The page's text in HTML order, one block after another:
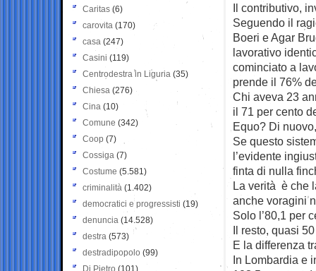
Il contributivo,
Seguendo il
Boeri e Agar
lavorativo
cominciato a
prende il 76%
Chi aveva 23
il 71 per cento
Equo? Di
Se questo
l’evidente
finta di nulla
La verità è che
anche voragini
Solo l’80,1 per
Il resto, quasi
E la differenza
In Lombardia e
Caritas (6)
carovita (170)
casa (247)
Casini (119)
Centrodestra in Liguria (35)
Chiesa (276)
Cina (10)
Comune (342)
Coop (7)
Cossiga (7)
Costume (5.581)
criminalità (1.402)
democratici e progressisti (19)
denuncia (14.528)
destra (573)
destradipopolo (99)
Di Pietro (101)